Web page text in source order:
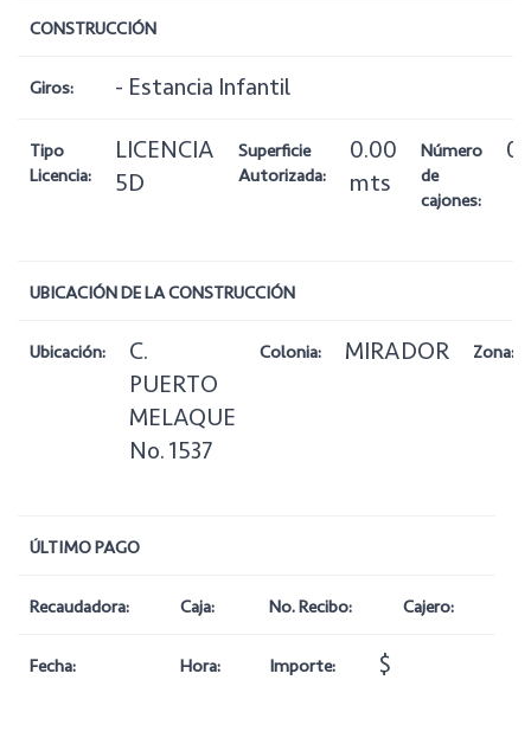
CONSTRUCCIÓN
Giros: - Estancia Infantil
Tipo
Licencia:
LICENCIA
5D
Superficie
Autorizada:
0.00
mts
Número
de
cajones:
0
UBICACIÓN DE LA CONSTRUCCIÓN
Ubicación:
C.
PUERTO
MELAQUE
No. 1537
Colonia: MIRADOR Zona:
ÚLTIMO PAGO
Recaudadora: Caja: No. Recibo: Cajero:
Fecha: Hora: Importe: $